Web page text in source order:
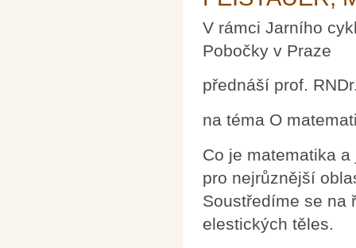
V rámci Jarního
Pobočky v Praze
přednáší prof.
na téma O
Co je matematika
pro nejrůznější
Soustředíme se na
elestických těles.